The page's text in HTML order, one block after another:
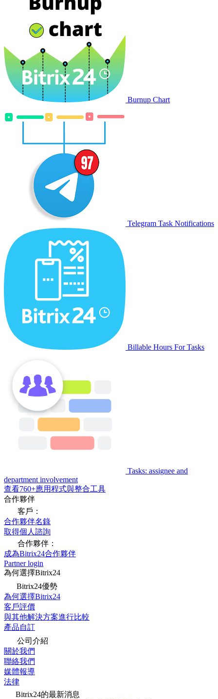
Burnup Chart
Telegram Task Notifications
Billable Hours For Tasks
Tasks: assignee and
department involvement
查看760+應用程式與整合工具
合作夥伴
客戶：
合作夥伴名錄
取得個人諮詢
合作夥伴：
成為Bitrix24合作夥伴
Partner login
為何選擇Bitrix24
Bitrix24優勢
為何選擇Bitrix24
客戶評價
與其他解決方案進行比較
產品自訂
公司介紹
關於我們
聯絡我們
媒體報導
法律
Bitrix24的最新消息